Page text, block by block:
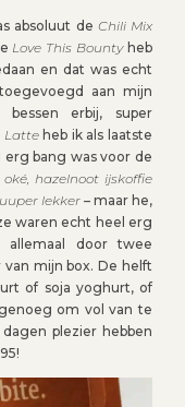
absoluut de Chili Mix
Love This Bountyheb
en dat was echt
aan mijn
erbij, super
Latteheb ik als laatste
bang was voor de
hazelnoot ijskoffie
lekker – maar he,
waren echt heel erg
allemaal door twee
mijn box. De helft
of soja yoghurt, of
om vol van te
plezier hebben